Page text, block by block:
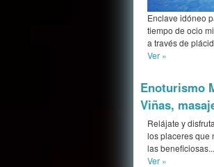
Enclave idóneo
tiempo de ocio
a través de
Ver »
Enoturismo
Viñas,
Relájate y
los placeres que
las beneficiosas...
Ver »